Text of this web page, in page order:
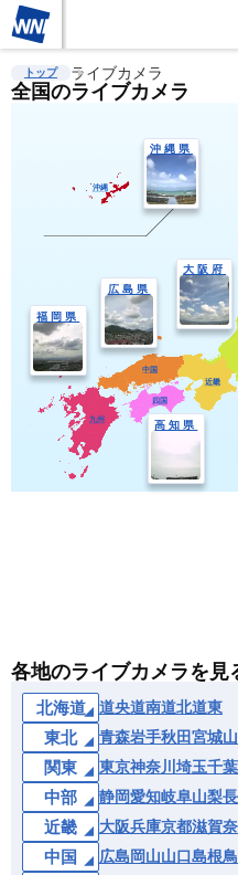
雨雲レーダー 台風情報
トップ ライブカメラ
全国のライブカメラ
近畿
中国
四国
九州
沖縄
大阪府
広島県
高知県
福岡県
沖縄県
各地のライブカメラを見
北海道 道央道南道北道東
東北 青森岩手秋田宮城
関東 東京神奈川 埼玉千葉
中部 静岡愛知岐阜山梨
近畿 大阪兵庫京都滋賀
中国 広島岡山山口島根